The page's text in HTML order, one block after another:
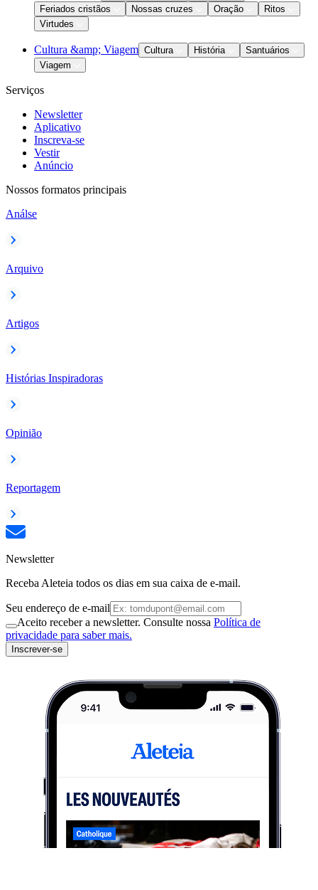
Feriados cristãos
Nossas cruzes Oração
Ritos
Virtudes
Cultura &amp; Viagem Cultura História
Santuários
Viagem
Serviços
Newsletter
Aplicativo
Inscreva-se
Vestir
Anúncio
Nossos formatos principais
Análse
Arquivo
Artigos
Histórias Inspiradoras
Opinião
Reportagem
Newsletter
Receba Aleteia todos os dias em sua caixa de e-mail.
Seu endereço de e-mail
Aceito receber a newsletter. Consulte nossa Política de
privacidade para saber mais.
Inscrever-se